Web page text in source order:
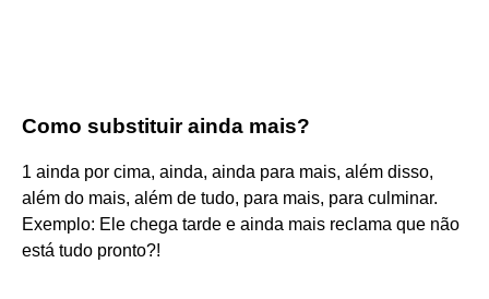
Como substituir ainda mais?
1 ainda por cima, ainda, ainda para mais, além disso,
além do mais, além de tudo, para mais, para culminar.
Exemplo: Ele chega tarde e ainda mais reclama que não
está tudo pronto?!